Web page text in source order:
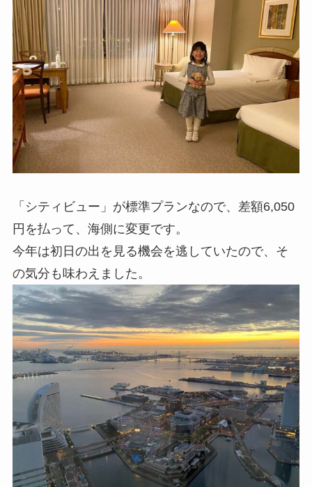
「シティビュー」が標準プランなので、差額6,050
円を払って、海側に変更です。
今年は初日の出を見る機会を逃していたので、そ
の気分も味わえました。